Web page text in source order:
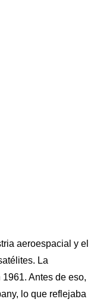
aeroespacial y el
La
Antes de eso,
lo que reflejaba